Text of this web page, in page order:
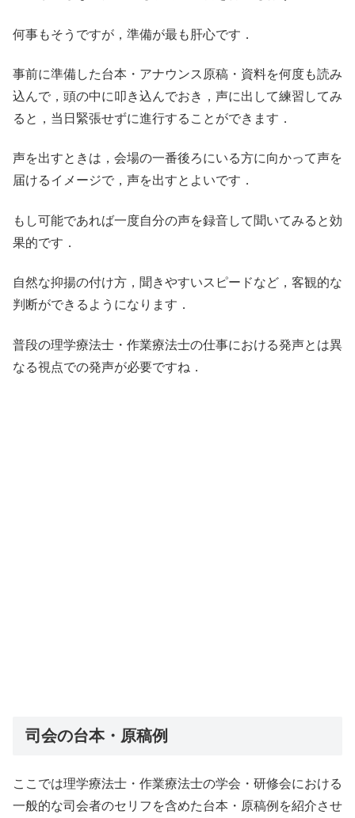
何事もそうですが，準備が最も肝心です．
事前に準備した台本・アナウンス原稿・資料を何度も読み
込んで，頭の中に叩き込んでおき，声に出して練習してみ
ると，当日緊張せずに進行することができます．
声を出すときは，会場の一番後ろにいる方に向かって声を
届けるイメージで，声を出すとよいです．
もし可能であれば一度自分の声を録音して聞いてみると効
果的です．
自然な抑揚の付け方，聞きやすいスピードなど，客観的な
判断ができるようになります．
普段の理学療法士・作業療法士の仕事における発声とは異
なる視点での発声が必要ですね．
司会の台本・原稿例
ここでは理学療法士・作業療法士の学会・研修会における
一般的な司会者のセリフを含めた台本・原稿例を紹介させ